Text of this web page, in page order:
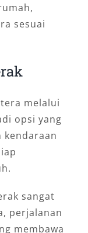
sesuai
melalui
opsi yang
kendaraan
sangat
perjalanan
membawa